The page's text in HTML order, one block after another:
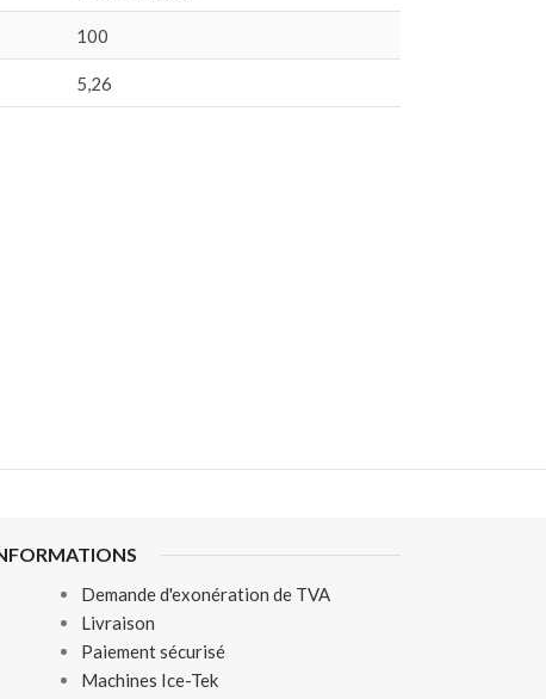
100
5,26
Demande d'exonération de TVA
Livraison
Paiement sécurisé
Machines Ice-Tek